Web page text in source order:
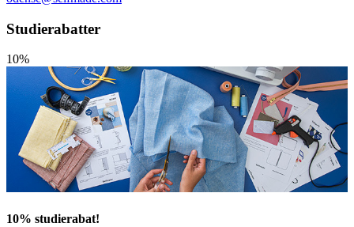
Studierabatter
10%
10% studierabat!